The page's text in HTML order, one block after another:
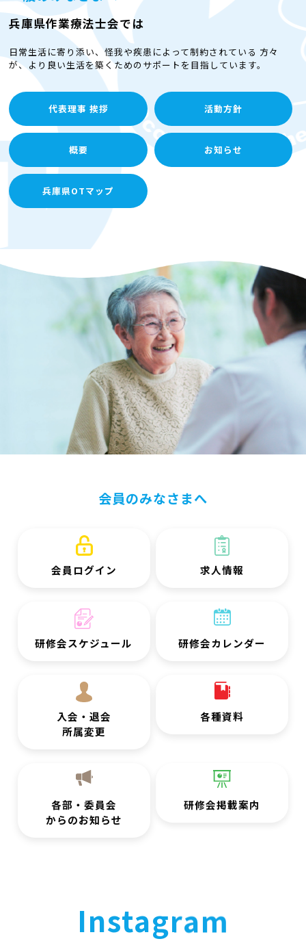
兵庫県作業療法士会では
日常生活に寄り添い、怪我や疾患によって制約されている 方々
が、より良い生活を築くためのサポートを目指しています。
代表理事 挨拶 活動方針
概要 お知らせ
兵庫県OTマップ
会員のみなさまへ
会員ログイン 求人情報
研修会スケジュール 研修会カレンダー
入会・退会
所属変更
各種資料
各部・委員会
からのお知らせ
研修会掲載案内
Instagram